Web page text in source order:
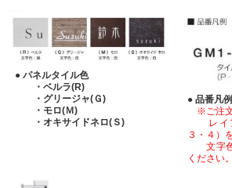
● パネルタイル色
・ベルラ(R)
・グリージャ(Ｇ)
・モロ(Ｍ)
・オキサイドネロ(Ｓ)
● 品番凡例
※ご注文
レイア
３・４）
文字色
ください。